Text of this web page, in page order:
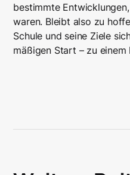
bestimmte
waren. Bleibt also zu
Schule und seine Ziele
mäßigen Start – zu